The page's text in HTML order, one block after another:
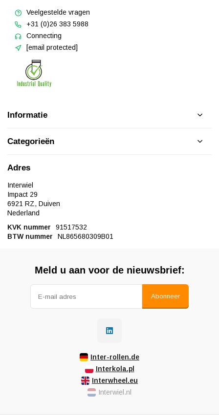
Veelgestelde vragen
+31 (0)26 383 5988
Connecting
[email protected]
Informatie
Categorieën
Adres
Interwiel
Impact 29
6921 RZ, Duiven
Nederland
KVK nummer
91517532
BTW nummer
NL865680309B01
Meld u aan voor de nieuwsbrief:
Abonneer
Inter-rollen.de
Interkola.pl
Interwheel.eu
Interwiel.nl